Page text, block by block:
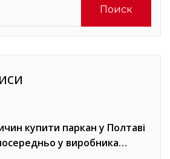
купити паркан у Полтаві
у виробника